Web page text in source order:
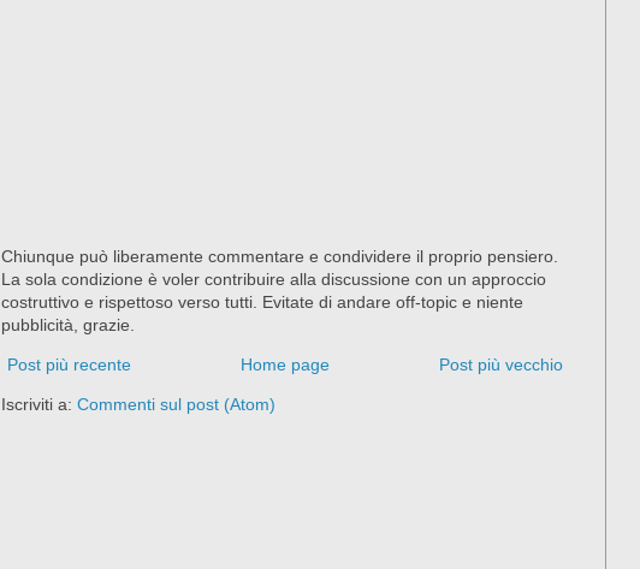
Chiunque può liberamente commentare e condividere il proprio pensiero.
La sola condizione è voler contribuire alla discussione con un approccio
costruttivo e rispettoso verso tutti. Evitate di andare off-topic e niente
pubblicità, grazie.
Post più recente Post più vecchio
Home page
Iscriviti a: Commenti sul post (Atom)